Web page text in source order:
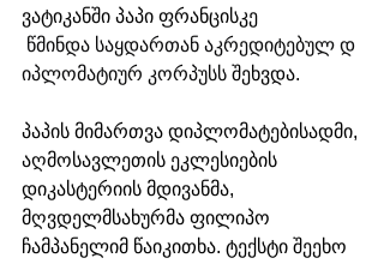
ვატიკანში პაპი ფრანცისკე
წმინდა საყდართან აკრედიტებულ დ
იპლომატიურ კორპუსს შეხვდა.
პაპის მიმართვა დიპლომატებისადმი,
აღმოსავლეთის ეკლესიების
დიკასტერიის მდივანმა,
მღვდელმსახურმა ფილიპო
ჩამპანელიმ წაიკითხა. ტექსტი შეეხო